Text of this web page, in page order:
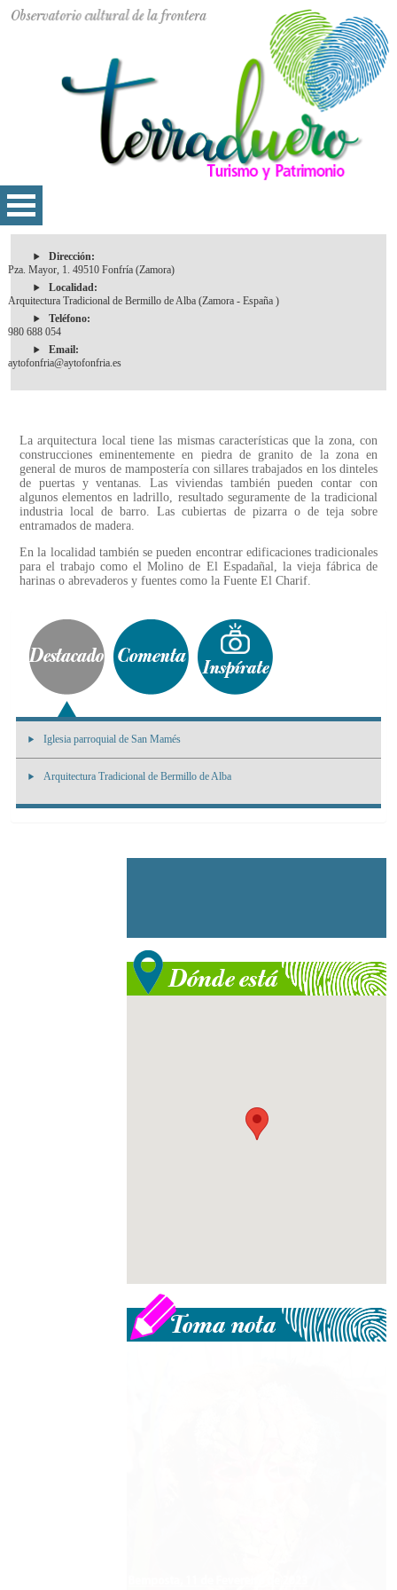
Dirección:
Pza. Mayor, 1. 49510 Fonfría (Zamora)
Localidad:
Arquitectura Tradicional de Bermillo de Alba (Zamora - España )
Teléfono:
980 688 054
Email:
aytofonfria@aytofonfria.es
La arquitectura local tiene las mismas características que la zona, con
construcciones eminentemente en piedra de granito de la zona en
general de muros de mampostería con sillares trabajados en los dinteles
de puertas y ventanas. Las viviendas también pueden contar con
algunos elementos en ladrillo, resultado seguramente de la tradicional
industria local de barro. Las cubiertas de pizarra o de teja sobre
entramados de madera.
En la localidad también se pueden encontrar edificaciones tradicionales
para el trabajo como el Molino de El Espadañal, la vieja fábrica de
harinas o abrevaderos y fuentes como la Fuente El Charif.
Iglesia parroquial de San Mamés
Arquitectura Tradicional de Bermillo de Alba